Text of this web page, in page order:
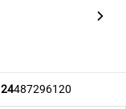
24487296120